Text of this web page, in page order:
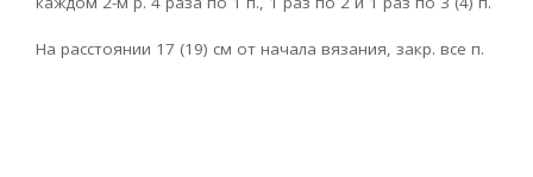
На расстоянии 17 (19) см от начала вязания, закр. все п.